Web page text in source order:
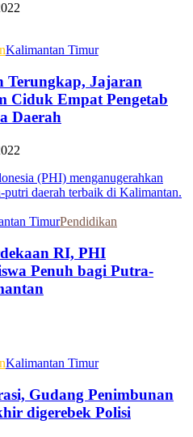
Kalimantan Timur
Terungkap, Jajaran
Ciduk Empat Pengetab
Daerah
TimurPendidikan
RI, PHI
Penuh bagi Putra-
Kalimantan Timur
Gudang Penimbunan
digerebek Polisi